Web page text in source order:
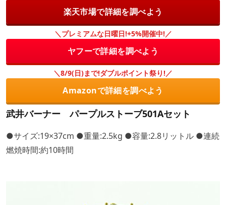
楽天市場で詳細を調べよう
＼プレミアムな日曜日!+5%開催中!／
ヤフーで詳細を調べよう
＼8/9(日)まで!ダブルポイント祭り!／
Amazonで詳細を調べよう
武井バーナー パープルストーブ501Aセット
●サイズ:19×37cm ●重量:2.5kg ●容量:2.8リットル ●連続
燃焼時間:約10時間